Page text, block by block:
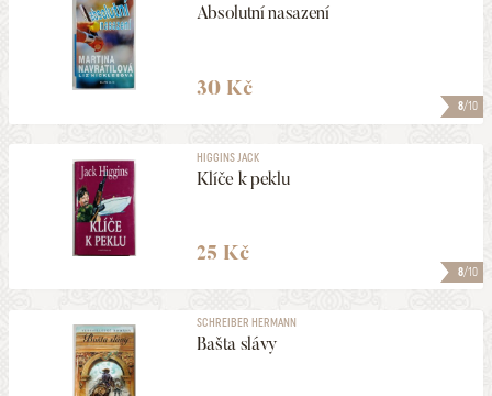
8/10
Absolutní nasazení
30 Kč
8/10
HIGGINS JACK
Klíče k peklu
25 Kč
SCHREIBER HERMANN
Bašta slávy